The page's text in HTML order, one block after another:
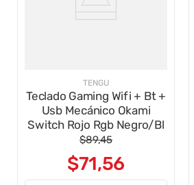
TENGU
Teclado Gaming Wifi + Bt +
Usb Mecánico Okami
Switch Rojo Rgb Negro/Bl
$89,45
$71,56